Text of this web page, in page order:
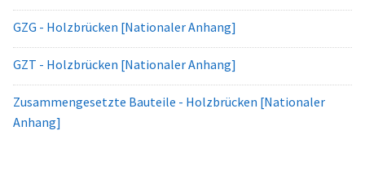
GZG - Holzbrücken [Nationaler Anhang]
GZT - Holzbrücken [Nationaler Anhang]
Zusammengesetzte Bauteile - Holzbrücken [Nationaler
Anhang]